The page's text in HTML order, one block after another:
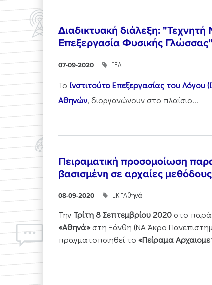
Διαδικτυακή διάλεξη:
Επεξεργασία Φυσικής Γλώσσας"
07-09-2020 ΙΕΛ
Το Ινστιτούτο Επεξεργασίας του Λόγου
Αθηνών, διοργανώνουν στο πλαίσιο...
Πειραματική προσομοίωση
βασισμένη σε αρχαίες μεθόδους
08-09-2020 ΕΚ "Αθηνά"
Την Τρίτη 8 Σεπτεμβρίου 2020 στο
«Αθηνά»στη Ξάνθη (ΝΑ Άκρο
πραγματοποιηθεί το «Πείραμα